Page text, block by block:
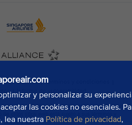
y personalizar su
las cookies no esenciales.
lea nuestra Política de privacidad,